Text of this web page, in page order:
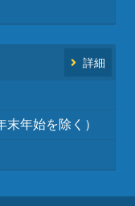
詳細
末年始を除く）